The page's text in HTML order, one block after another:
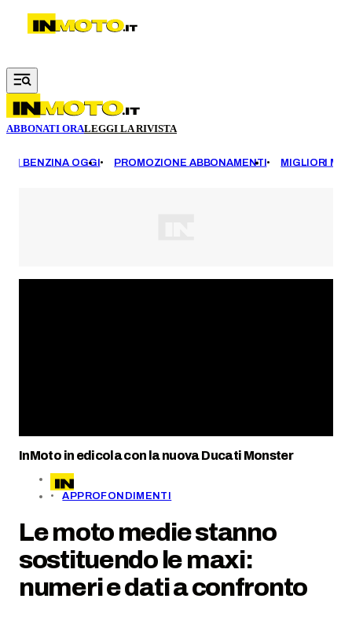
Vai al contenuto principale
ABBONATI ORALEGGI LA RIVISTA
BENZINA OGGI PROMOZIONE ABBONAMENTI MIGLIORI
InMoto in edicola con la nuova Ducati Monster
APPROFONDIMENTI
Le moto medie stanno
sostituendo le maxi:
numeri e dati a confronto